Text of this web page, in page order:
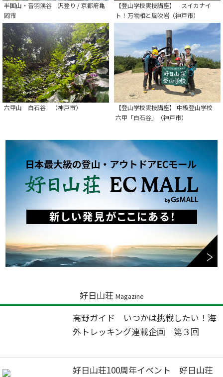
半国山・音羽渓谷 沢登り / 京都府亀
岡市
【登山学校実技講座】 スイカナイ
ト！万物相と風吹岩（神戸市）
六甲山 白石谷 （神戸市）
【登山学校実技講座】 中級登山学校
六甲「白石谷」（神戸市）
好日山荘 Magazine
高野ガイド いつかは挑戦したい！海
外トレッキング連載企画 第３回
好日山荘100周年イベント 好日山荘